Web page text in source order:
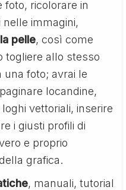
foto, ricolorare in
immagini,
pelle, così come
togliere allo stesso
una foto; avrai le
locandine,
vettoriali, inserire
i giusti profili di
e proprio
grafica.
, manuali, tutorial